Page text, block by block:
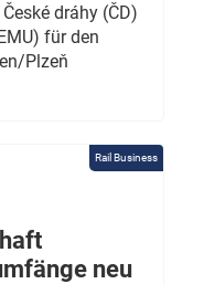
dráhy (ČD)
für den
Plzeň
Rail Business
neu